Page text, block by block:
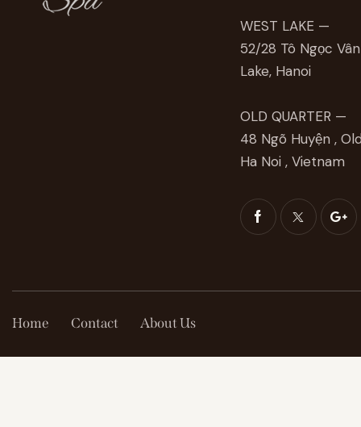
WEST LAKE —
52/28 Tô Ngọc
Lake, Hanoi
OLD QUARTER —
48 Ngõ Huyện ,
Ha Noi , Vietnam
Home Contact About Us